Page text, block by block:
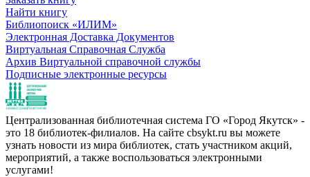
Найти книгу
Библиопоиск «ИЛИМ»
Электронная Доставка Документов
Виртуальная Справочная Служба
Архив Виртуальной справочной службы
Подписные электронные ресурсы
Централизованная библиотечная система ГО «Город Якутск» -
это 18 библиотек-филиалов. На сайте cbsykt.ru вы можете
узнать новости из мира библиотек, стать участником акций,
мероприятий, а также воспользоваться электронными
услугами!